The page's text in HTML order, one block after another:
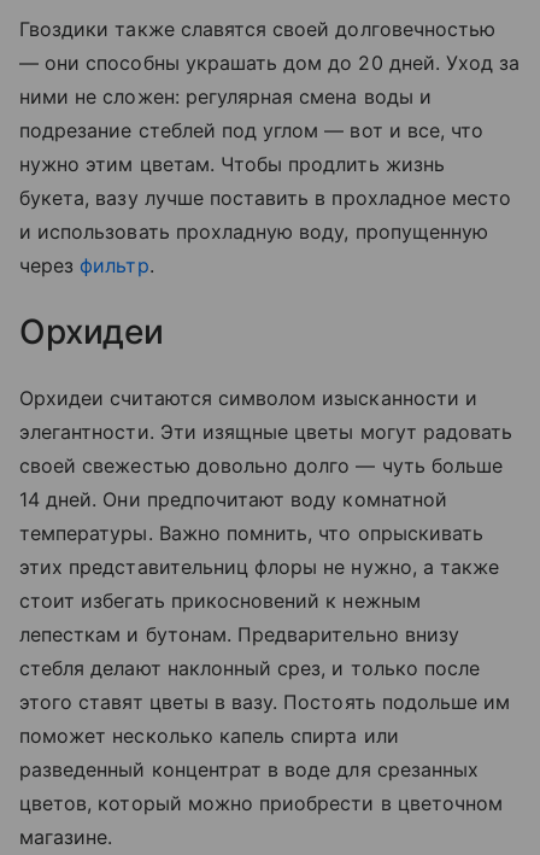
Гвоздики также славятся своей долговечностью
— они способны украшать дом до 20 дней. Уход за
ними не сложен: регулярная смена воды и
подрезание стеблей под углом — вот и все, что
нужно этим цветам. Чтобы продлить жизнь
букета, вазу лучше поставить в прохладное место
и использовать прохладную воду, пропущенную
через фильтр.
Орхидеи
Орхидеи считаются символом изысканности и
элегантности. Эти изящные цветы могут радовать
своей свежестью довольно долго — чуть больше
14 дней. Они предпочитают воду комнатной
температуры. Важно помнить, что опрыскивать
этих представительниц флоры не нужно, а также
стоит избегать прикосновений к нежным
лепесткам и бутонам. Предварительно внизу
стебля делают наклонный срез, и только после
этого ставят цветы в вазу. Постоять подольше им
поможет несколько капель спирта или
разведенный концентрат в воде для срезанных
цветов, который можно приобрести в цветочном
магазине.